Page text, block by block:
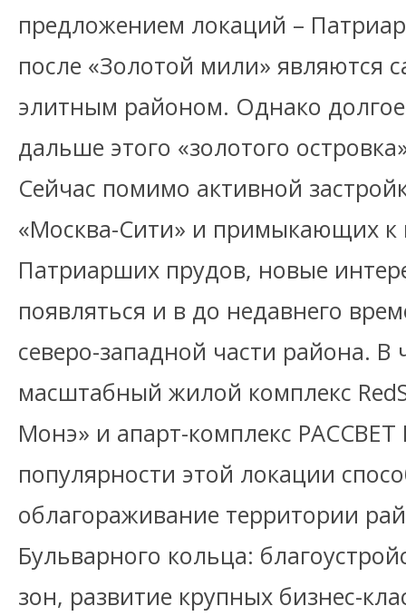
предложением локаций –
после «Золотой мили» являются
элитным районом. Однако
дальше этого «золотого
Сейчас помимо активной
«Москва-Сити» и примыкающих к
Патриарших прудов, новые
появляться и в до недавнего
северо-западной части района. В
масштабный жилой комплекс
Монэ» и апарт-комплекс РАССВЕТ
популярности этой локации
облагораживание территории
Бульварного кольца:
зон, развитие крупных бизнес-